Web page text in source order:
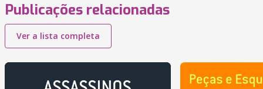
Publicações relacionadas
Ver a lista completa